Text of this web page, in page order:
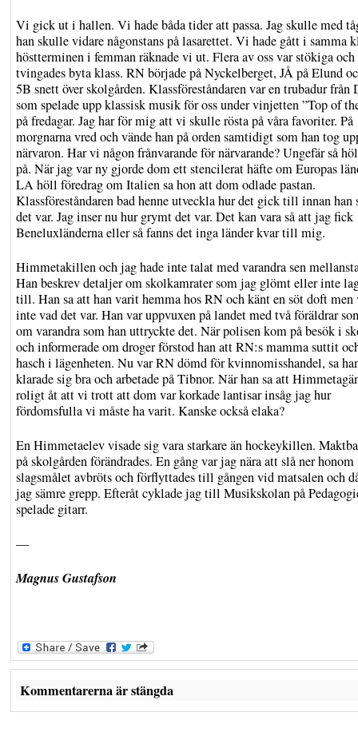
Vi gick ut i hallen. Vi hade båda tider att passa. Jag skulle med
han skulle vidare någonstans på lasarettet. Vi hade gått i samma
höstterminen i femman räknade vi ut. Flera av oss var stökiga och
tvingades byta klass. RN började på Nyckelberget, JÅ på Elund
5B snett över skolgården. Klassföreståndaren var en trubadur från
som spelade upp klassisk musik för oss under vinjetten ”Top of
på fredagar. Jag har för mig att vi skulle rösta på våra favoriter. På
morgnarna vred och vände han på orden samtidigt som han tog
närvaron. Har vi någon frånvarande för närvarande? Ungefär så
på. När jag var ny gjorde dom ett stencilerat häfte om Europas
LA höll föredrag om Italien sa hon att dom odlade pastan.
Klassföreståndaren bad henne utveckla hur det gick till innan han
det var. Jag inser nu hur grymt det var. Det kan vara så att jag fick
Beneluxländerna eller så fanns det inga länder kvar till mig.
Himmetakillen och jag hade inte talat med varandra sen
Han beskrev detaljer om skolkamrater som jag glömt eller inte
till. Han sa att han varit hemma hos RN och känt en söt doft men
inte vad det var. Han var uppvuxen på landet med två föräldrar
om varandra som han uttryckte det. När polisen kom på besök i
och informerade om droger förstod han att RN:s mamma suttit
hasch i lägenheten. Nu var RN dömd för kvinnomisshandel, sa
klarade sig bra och arbetade på Tibnor. När han sa att
roligt åt att vi trott att dom var korkade lantisar insåg jag hur
fördomsfulla vi måste ha varit. Kanske också elaka?
En Himmetaelev visade sig vara starkare än hockeykillen.
på skolgården förändrades. En gång var jag nära att slå ner honom
slagsmålet avbröts och förflyttades till gången vid matsalen och
jag sämre grepp. Efteråt cyklade jag till Musikskolan på
spelade gitarr.
—
Magnus Gustafson
Kommentarerna är stängda